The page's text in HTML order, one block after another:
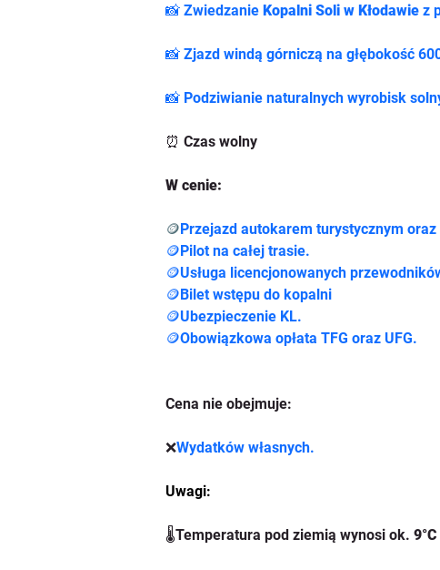
📸 Zwiedzanie Kopalni Soli w Kłodawie z
📸 Zjazd windą górniczą na głębokość
📸 Podziwianie naturalnych wyrobisk
⏰ Czas wolny
W cenie:
🪙Przejazd autokarem turystycznym
🪙Pilot na całej trasie.
🪙Usługa licencjonowanych
🪙Bilet wstępu do kopalni
🪙Ubezpieczenie KL.
🪙Obowiązkowa opłata TFG oraz UFG.
Cena nie obejmuje:
❌Wydatków własnych.
Uwagi:
🌡️Temperatura pod ziemią wynosi ok. 9°C